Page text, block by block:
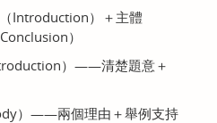
Introduction）＋主體
）
）——清楚題意＋
）——兩個理由＋舉例支持